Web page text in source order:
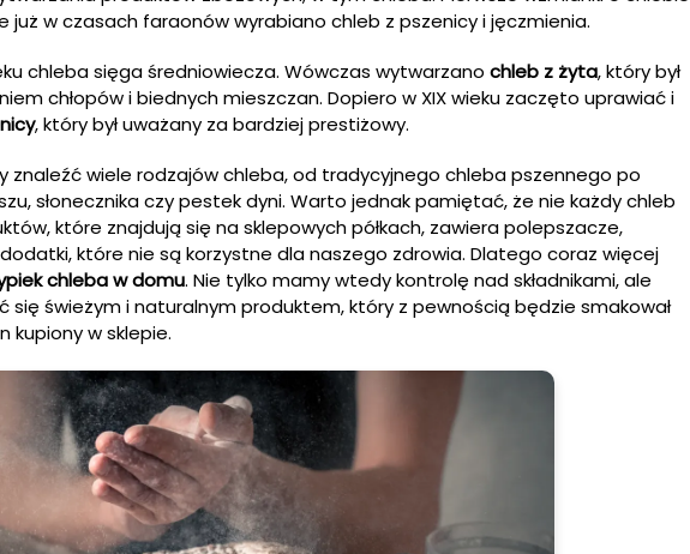
już w czasach faraonów wyrabiano chleb z pszenicy i jęczmienia.
chleba sięga średniowiecza. Wówczas wytwarzano chleb z żyta, który był
chłopów i biednych mieszczan. Dopiero w XIX wieku zaczęto uprawiać i
, który był uważany za bardziej prestiżowy.
znaleźć wiele rodzajów chleba, od tradycyjnego chleba pszennego po
słonecznika czy pestek dyni. Warto jednak pamiętać, że nie każdy chleb
które znajdują się na sklepowych półkach, zawiera polepszacze,
które nie są korzystne dla naszego zdrowia. Dlatego coraz więcej
chleba w domu. Nie tylko mamy wtedy kontrolę nad składnikami, ale
się świeżym i naturalnym produktem, który z pewnością będzie smakował
kupiony w sklepie.